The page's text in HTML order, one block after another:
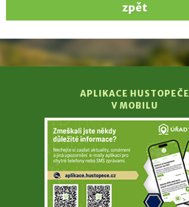
zpět
APLIKACE HUSTOPEČE
V MOBILU